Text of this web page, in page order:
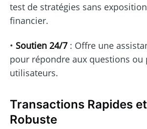
test de stratégies sans
financier.
• Soutien 24/7: Offre une
pour répondre aux questions ou
utilisateurs.
Transactions Rapides
Robuste